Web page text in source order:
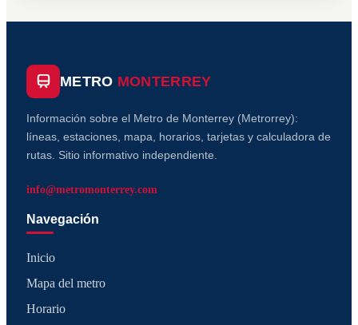
METRO MONTERREY
Información sobre el Metro de Monterrey (Metrorrey):
líneas, estaciones, mapa, horarios, tarjetas y calculadora de
rutas. Sitio informativo independiente.
info@metromonterrey.com
Navegación
Inicio
Mapa del metro
Horario